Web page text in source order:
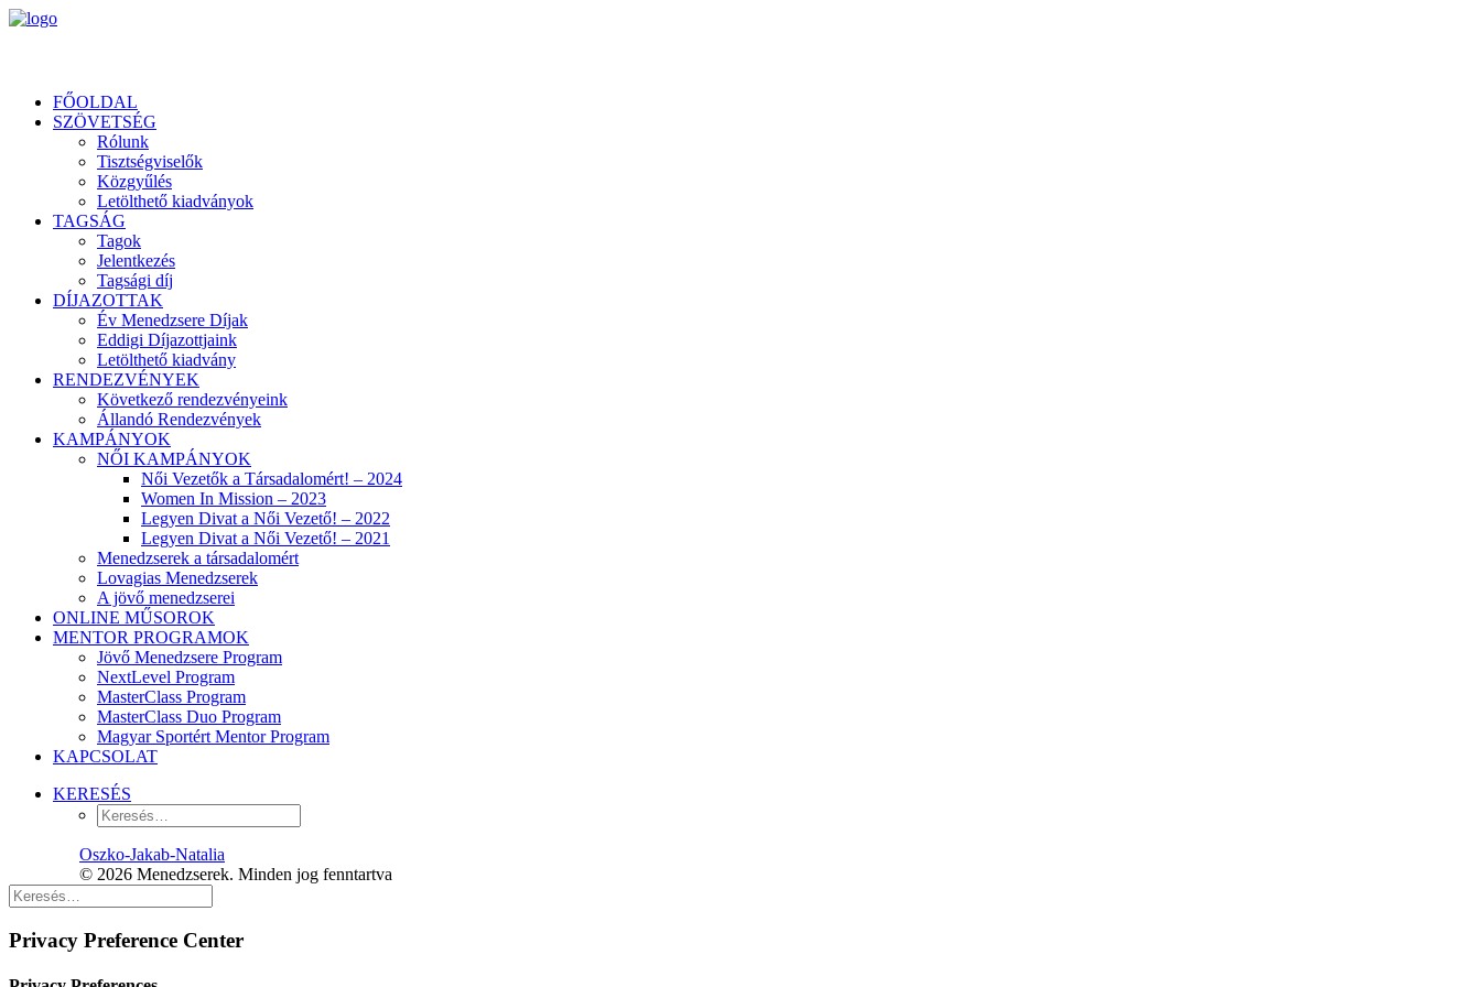
FŐOLDAL
SZÖVETSÉG
Rólunk
Tisztségviselők
Közgyűlés
Letölthető kiadványok
TAGSÁG
Tagok
Jelentkezés
Tagsági díj
DÍJAZOTTAK
Év Menedzsere Díjak
Eddigi Díjazottjaink
Letölthető kiadvány
RENDEZVÉNYEK
Következő rendezvényeink
Állandó Rendezvények
KAMPÁNYOK
NŐI KAMPÁNYOK
Női Vezetők a Társadalomért! – 2024
Women In Mission – 2023
Legyen Divat a Női Vezető! – 2022
Legyen Divat a Női Vezető! – 2021
Menedzserek a társadalomért
Lovagias Menedzserek
A jövő menedzserei
ONLINE MŰSOROK
MENTOR PROGRAMOK
Jövő Menedzsere Program
NextLevel Program
MasterClass Program
MasterClass Duo Program
Magyar Sportért Mentor Program
KAPCSOLAT
KERESÉS
Oszko-Jakab-Natalia
© 2026 Menedzserek. Minden jog fenntartva
Privacy Preference Center